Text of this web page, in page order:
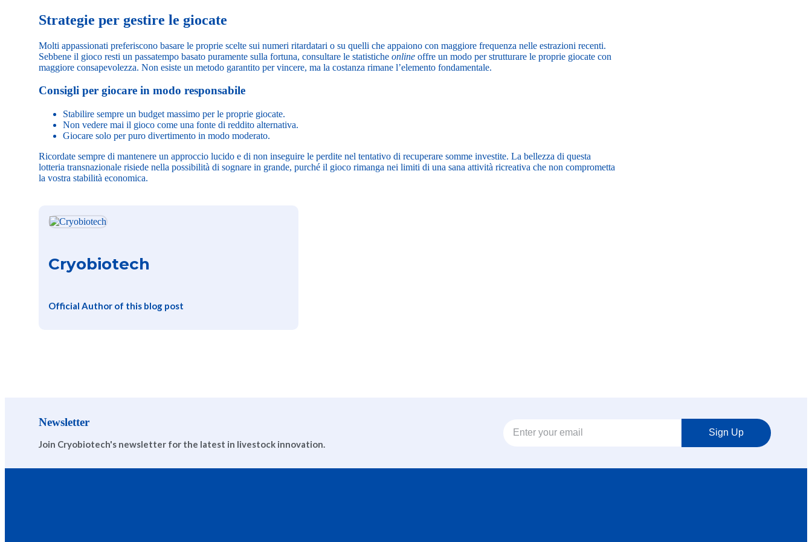
Strategie per gestire le giocate
Molti appassionati preferiscono basare le proprie scelte sui numeri ritardatari o su quelli che appaiono con maggiore frequenza nelle estrazioni recenti.
Sebbene il gioco resti un passatempo basato puramente sulla fortuna, consultare le statistiche online offre un modo per strutturare le proprie giocate con
maggiore consapevolezza. Non esiste un metodo garantito per vincere, ma la costanza rimane l’elemento fondamentale.
Consigli per giocare in modo responsabile
Stabilire sempre un budget massimo per le proprie giocate.
Non vedere mai il gioco come una fonte di reddito alternativa.
Giocare solo per puro divertimento in modo moderato.
Ricordate sempre di mantenere un approccio lucido e di non inseguire le perdite nel tentativo di recuperare somme investite. La bellezza di questa
lotteria transnazionale risiede nella possibilità di sognare in grande, purché il gioco rimanga nei limiti di una sana attività ricreativa che non comprometta
la vostra stabilità economica.
Cryobiotech
Official Author of this blog post
Newsletter
Join Cryobiotech's newsletter for the latest in livestock innovation.
Sign Up